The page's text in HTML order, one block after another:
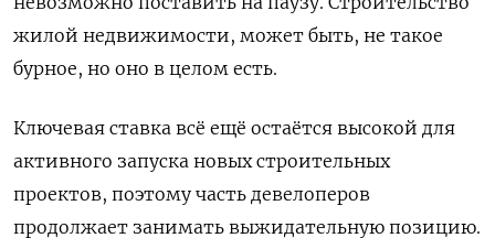
жилой недвижимости, может быть, не такое
бурное, но оно в целом есть.
Ключевая ставка всё ещё остаётся высокой для
активного запуска новых строительных
проектов, поэтому часть девелоперов
продолжает занимать выжидательную позицию.